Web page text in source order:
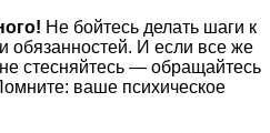
Не бойтесь делать шаги к
обязанностей. И если все же
стесняйтесь — обращайтесь
ваше психическое